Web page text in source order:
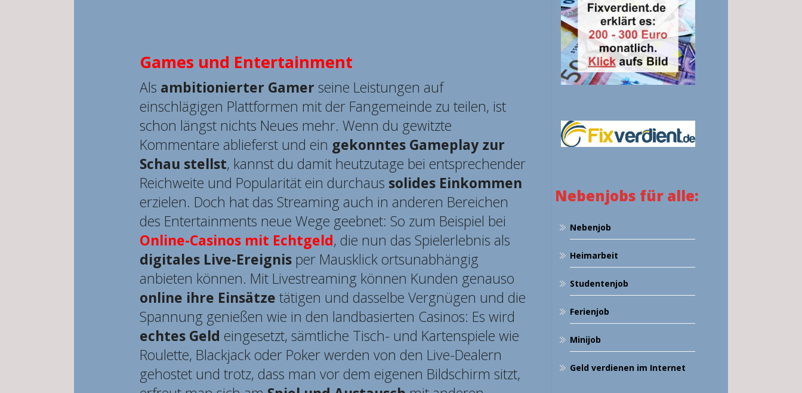
Games und Entertainment
Als ambitionierter Gamerseine Leistungen auf
einschlägigen Plattformen mit der Fangemeinde zu teilen, ist
schon längst nichts Neues mehr. Wenn du gewitzte
Kommentare ablieferst und ein gekonntes Gameplay zur
Schau stellst, kannst du damit heutzutage bei entsprechender
Reichweite und Popularität ein durchaus solides Einkommen
erzielen. Doch hat das Streaming auch in anderen Bereichen
des Entertainments neue Wege geebnet: So zum Beispiel bei
Online-Casinos mit Echtgeld, die nun das Spielerlebnis als
digitales Live-Ereignis per Mausklick ortsunabhängig
anbieten können. Mit Livestreaming können Kunden genauso
online ihre Einsätze tätigen und dasselbe Vergnügen und die
Spannung genießen wie in den landbasierten Casinos: Es wird
echtes Geld eingesetzt, sämtliche Tisch- und Kartenspiele wie
Roulette, Blackjack oder Poker werden von den Live-Dealern
gehostet und trotz, dass man vor dem eigenen Bildschirm sitzt,
Nebenjobs für alle:
Nebenjob
Heimarbeit
Studentenjob
Ferienjob
Minijob
Geld verdienen im Internet